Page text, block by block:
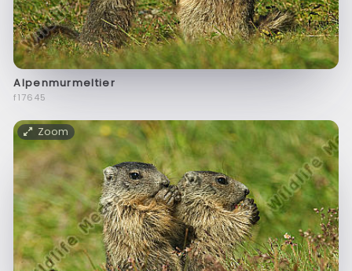
Alpenmurmeltier
f17645
Zoom